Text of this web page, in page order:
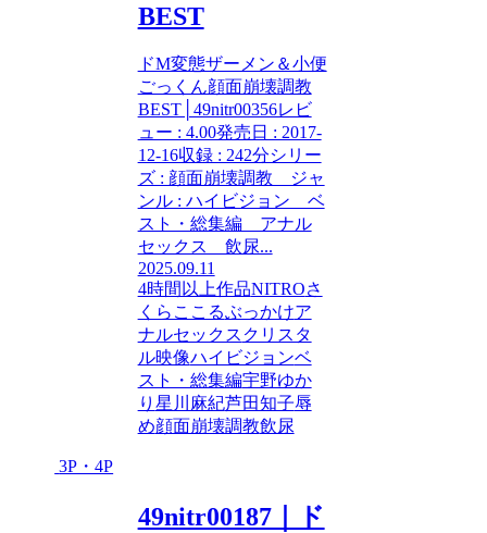
BEST
ドM変態ザーメン＆小便
ごっくん顔面崩壊調教
BEST│49nitr00356レビ
ュー : 4.00発売日 : 2017-
12-16収録 : 242分シリー
ズ : 顔面崩壊調教 ジャ
ンル : ハイビジョン ベ
スト・総集編 アナル
セックス 飲尿...
2025.09.11
4時間以上作品NITROさ
くらここるぶっかけア
ナルセックス クリスタ
ル映像ハイビジョンベ
スト・総集編宇野ゆか
り 星川麻紀芦田知子辱
め顔面崩壊調教飲尿
3P・4P
49nitr00187｜ド